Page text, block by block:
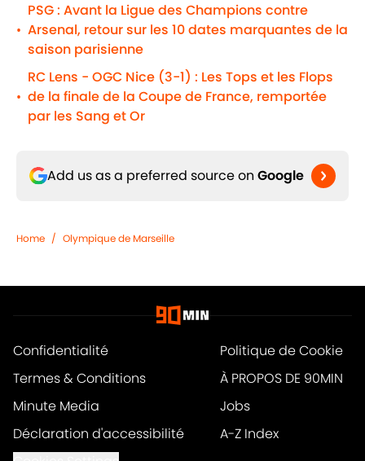
•
PSG : Avant la Ligue des Champions contre
Arsenal, retour sur les 10 dates marquantes de la
saison parisienne
•
RC Lens - OGC Nice (3-1) : Les Tops et les Flops
de la finale de la Coupe de France, remportée
par les Sang et Or
Add us as a preferred source on Google
Home / Olympique de Marseille
Confidentialité
Politique de Cookie
Termes & Conditions
À PROPOS DE 90MIN
Minute Media
Jobs
Déclaration d'accessibilité
A-Z Index